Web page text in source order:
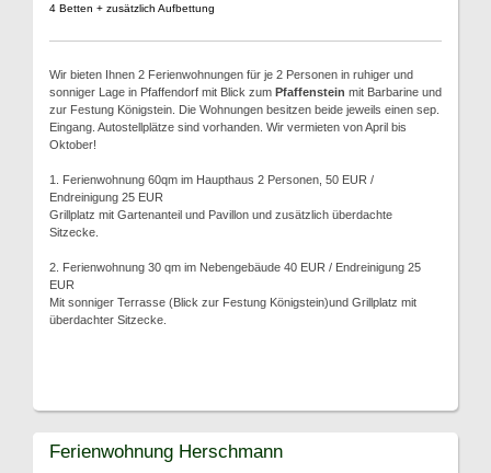
4 Betten + zusätzlich Aufbettung
Wir bieten Ihnen 2 Ferienwohnungen für je 2 Personen in ruhiger und
sonniger Lage in Pfaffendorf mit Blick zum Pfaffenstein mit Barbarine und
zur Festung Königstein. Die Wohnungen besitzen beide jeweils einen sep.
Eingang. Autostellplätze sind vorhanden. Wir vermieten von April bis
Oktober!
1. Ferienwohnung 60qm im Haupthaus 2 Personen, 50 EUR /
Endreinigung 25 EUR
Grillplatz mit Gartenanteil und Pavillon und zusätzlich überdachte
Sitzecke.
2. Ferienwohnung 30 qm im Nebengebäude 40 EUR / Endreinigung 25
EUR
Mit sonniger Terrasse (Blick zur Festung Königstein)und Grillplatz mit
überdachter Sitzecke.
Ferienwohnung Herschmann